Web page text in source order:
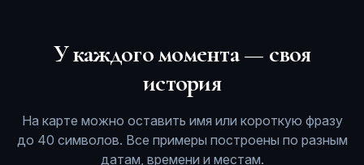
У каждого момента — своя
история
На карте можно оставить имя или короткую фразу
до 40 символов. Все примеры построены по разным
датам, времени и местам.